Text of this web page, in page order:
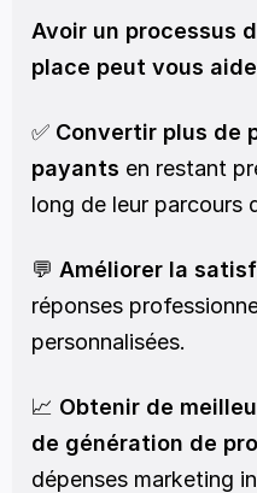
Avoir un processus
place peut vous
✅ Convertir plus de
payants en restant
long de leur parcours
💬 Améliorer la
réponses
personnalisées.
📈 Obtenir de
de génération de
dépenses marketing